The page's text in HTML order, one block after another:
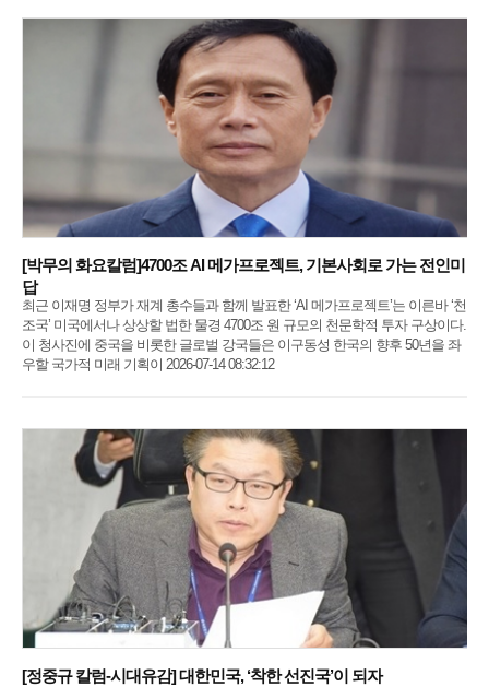
[박무의 화요칼럼]4700조 AI 메가프로젝트, 기본사회로 가는 전인미
답
최근 이재명 정부가 재계 총수들과 함께 발표한 ‘AI 메가프로젝트’는 이른바 ‘천
조국’ 미국에서나 상상할 법한 물경 4700조 원 규모의 천문학적 투자 구상이다.
이 청사진에 중국을 비롯한 글로벌 강국들은 이구동성 한국의 향후 50년을 좌
우할 국가적 미래 기획이 2026-07-14 08:32:12
[정중규 칼럼-시대유감] 대한민국, ‘착한 선진국’이 되자